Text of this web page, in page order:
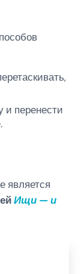
и перенести
является
Ищи — и